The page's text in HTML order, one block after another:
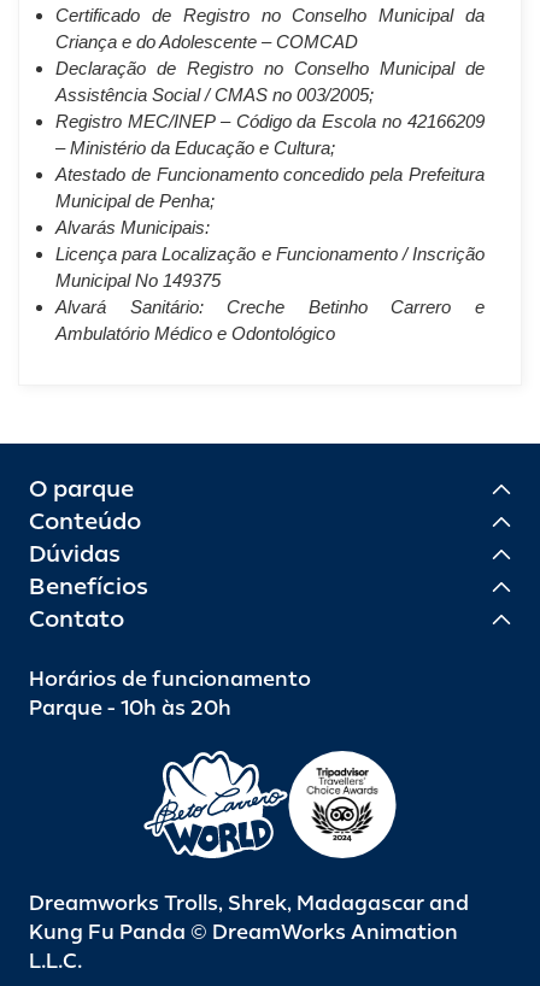
Certificado de Registro no Conselho Municipal da
Criança e do Adolescente – COMCAD
Declaração de Registro no Conselho Municipal de
Assistência Social / CMAS no 003/2005;
Registro MEC/INEP – Código da Escola no 42166209
– Ministério da Educação e Cultura;
Atestado de Funcionamento concedido pela Prefeitura
Municipal de Penha;
Alvarás Municipais:
Licença para Localização e Funcionamento / Inscrição
Municipal No 149375
Alvará Sanitário: Creche Betinho Carrero e
Ambulatório Médico e Odontológico
O parque
Conteúdo
Dúvidas
Benefícios
Contato
Horários de funcionamento
Parque - 10h às 20h
Dreamworks Trolls, Shrek, Madagascar and
Kung Fu Panda © DreamWorks Animation
L.L.C.